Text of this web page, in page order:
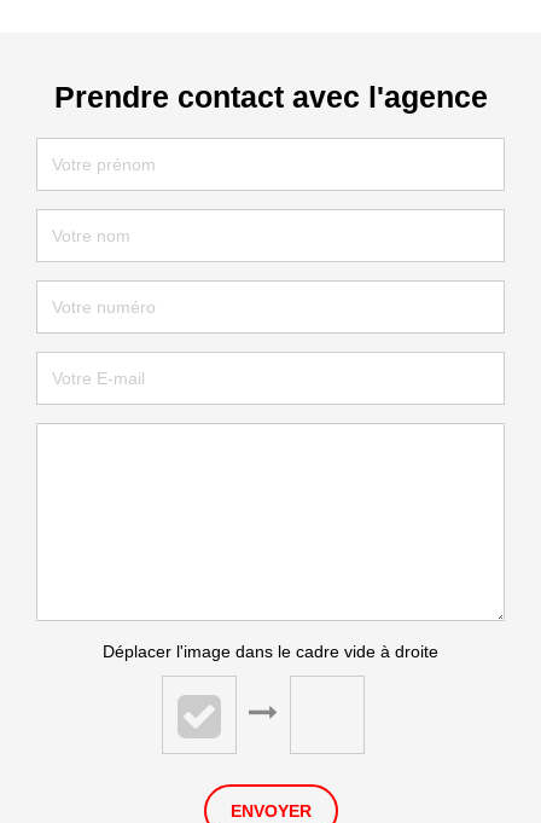
Prendre contact avec l'agence
Déplacer l'image dans le cadre vide à droite
ENVOYER